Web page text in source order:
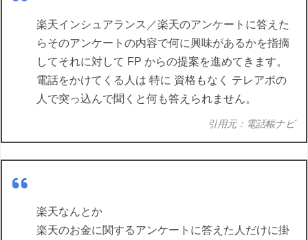
楽天インシュアランス／楽天のアンケートに答えた
らそのアンケートの内容で何に興味があるかを指摘
してそれに対して FP からの提案を進めてきます。
電話をかけてくる人は 特に 資格もなく テレアポの
人で突っ込んで聞くと何も答えられません。
引用元：電話帳ナビ
楽天なんとか
楽天のお金に関するアンケートに答えた人だけに掛